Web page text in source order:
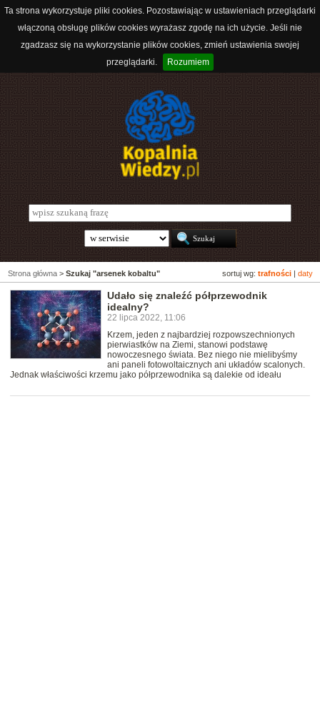
Ta strona wykorzystuje pliki cookies. Pozostawiając w ustawieniach przeglądarki
włączoną obsługę plików cookies wyrażasz zgodę na ich użycie. Jeśli nie
zgadzasz się na wykorzystanie plików cookies, zmień ustawienia swojej
przeglądarki.
Rozumiem
sortuj wg: trafności daty
Strona główna > Szukaj "arsenek kobaltu"
Udało się znaleźć półprzewodnik
idealny?
22 lipca 2022, 11:06
Krzem, jeden z najbardziej rozpowszechnionych
pierwiastków na Ziemi, stanowi podstawę
nowoczesnego świata. Bez niego nie mielibyśmy
ani paneli fotowoltaicznych ani układów scalonych.
Jednak właściwości krzemu jako półprzewodnika są dalekie od ideału